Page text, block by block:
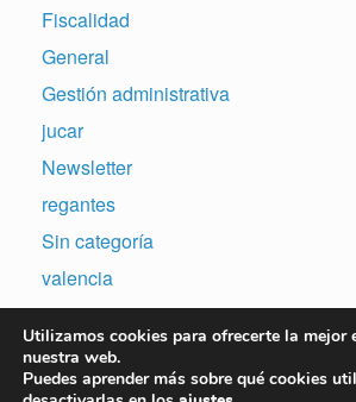
Fiscalidad
General
Gestión administrativa
jucar
Newsletter
regantes
Sin categoría
valencia
Utilizamos cookies para ofrecerte la mejor
nuestra web.
Puedes aprender más sobre qué cookies